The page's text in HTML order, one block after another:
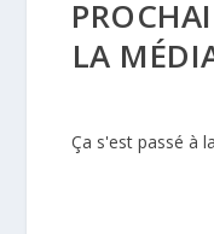
LA
Ça s'est passé à